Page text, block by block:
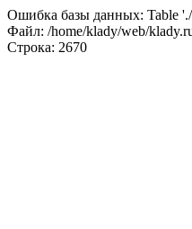
Ошибка базы данных: Table './
Файл: /home/klady/web/
Строка: 2670